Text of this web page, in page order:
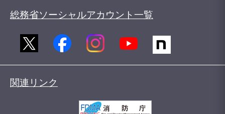
総務省ソーシャルアカウント一覧
関連リンク